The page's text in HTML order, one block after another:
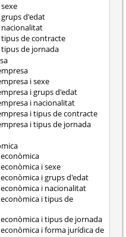
d'edat
nacionalitat
de contracte
de jornada
i sexe
i grups d'edat
i nacionalitat
i tipus de contracte
i tipus de jornada
i sexe
i grups d'edat
i nacionalitat
i tipus de
i tipus de jornada
i forma jurídica de